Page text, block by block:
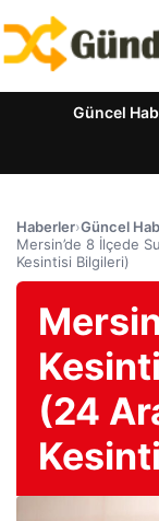
Güncel
Haberler›Güncel
Mersin’de 8 İlçede
Kesintisi Bilgileri)
(24